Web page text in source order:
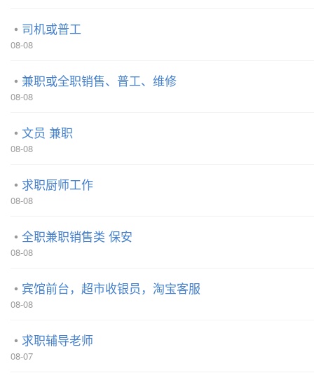
司机或普工
08-08
兼职或全职销售、普工、维修
08-08
文员 兼职
08-08
求职厨师工作
08-08
全职兼职销售类 保安
08-08
宾馆前台，超市收银员，淘宝客服
08-08
求职辅导老师
08-07